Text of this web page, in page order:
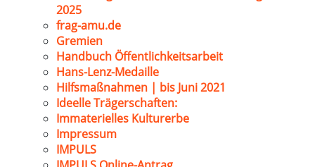
2025
frag-amu.de
Gremien
Handbuch Öffentlichkeitsarbeit
Hans-Lenz-Medaille
Hilfsmaßnahmen | bis Juni 2021
Ideelle Trägerschaften:
Immaterielles Kulturerbe
Impressum
IMPULS